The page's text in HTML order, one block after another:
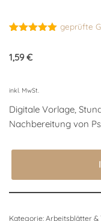
von 5,
geprüfte
1,59€
inkl. MwSt.
Digitale Vorlage,
Nachbereitung von
Kategorie: Arbeitsblätter &